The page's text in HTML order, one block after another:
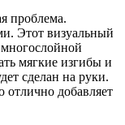
проблема.
Этот визуальный
мягкие изгибы и
сделан на руки.
отлично добавляет